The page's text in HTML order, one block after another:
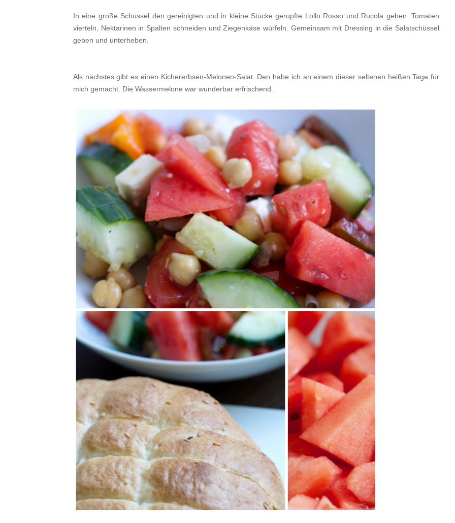
In eine große Schüssel den gereinigten und in kleine Stücke gerupfte Lollo Rosso und Rucola geben. Tomaten
vierteln, Nektarinen in Spalten schneiden und Ziegenkäse würfeln. Gemeinsam mit Dressing in die Salatschüssel
geben und unterheben.
Als nächstes gibt es einen Kichererbsen-Melonen-Salat. Den habe ich an einem dieser seltenen heißen Tage für
mich gemacht. Die Wassermelone war wunderbar erfrischend.